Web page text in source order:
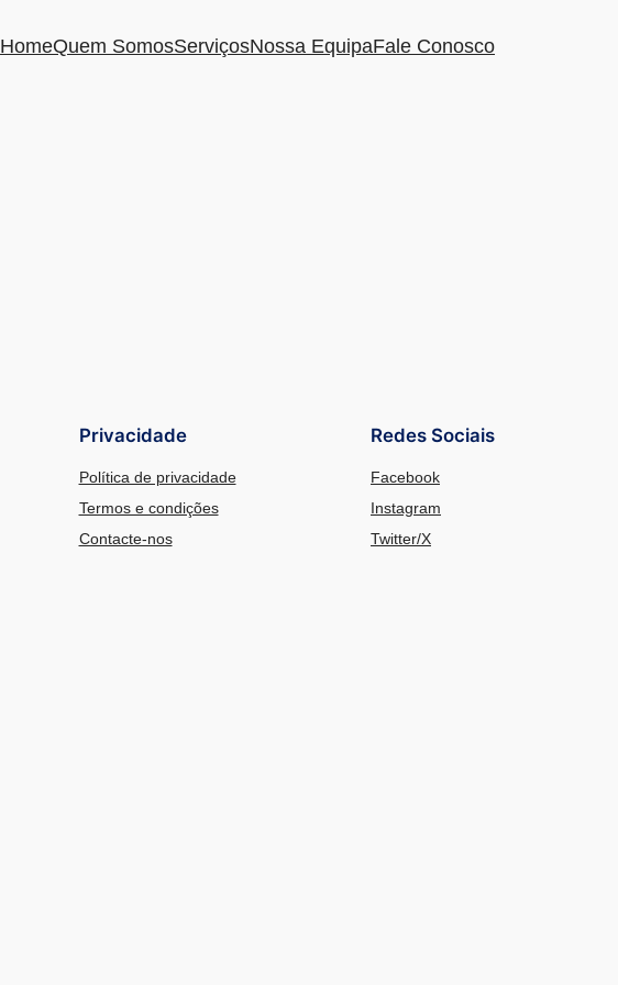
HomeQuem SomosServiçosNossa EquipaFale Conosco
Privacidade
Política de privacidade
Termos e condições
Contacte-nos
Redes Sociais
Facebook
Instagram
Twitter/X